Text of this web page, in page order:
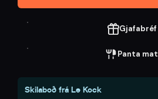
Gjafabréf
Panta mat
Skilaboð frá Le Kock